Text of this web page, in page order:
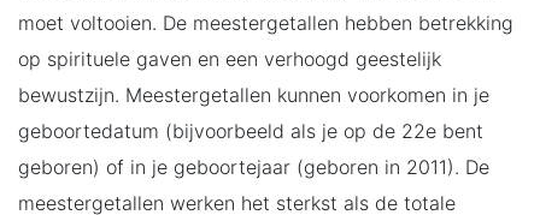
moet voltooien. De meestergetallen hebben betrekking
op spirituele gaven en een verhoogd geestelijk
bewustzijn. Meestergetallen kunnen voorkomen in je
geboortedatum (bijvoorbeeld als je op de 22e bent
geboren) of in je geboortejaar (geboren in 2011). De
meestergetallen werken het sterkst als de totale